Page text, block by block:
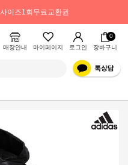
사이즈1회무료교환권
매장안내 마이페이지 로그인
0
장바구니